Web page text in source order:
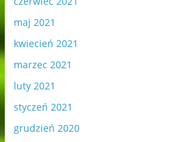
maj 2021
kwiecień 2021
marzec 2021
luty 2021
styczeń 2021
grudzień 2020